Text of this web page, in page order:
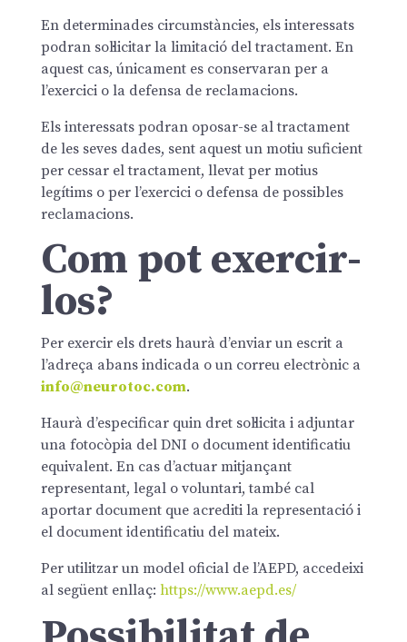
En determinades circumstàncies, els interessats
podran sol·licitar la limitació del tractament. En
aquest cas, únicament es conservaran per a
l’exercici o la defensa de reclamacions.
Els interessats podran oposar-se al tractament
de les seves dades, sent aquest un motiu suficient
per cessar el tractament, llevat per motius
legítims o per l’exercici o defensa de possibles
reclamacions.
Com pot exercir-
los?
Per exercir els drets haurà d’enviar un escrit a
l’adreça abans indicada o un correu electrònic a
info@neurotoc.com.
Haurà d’especificar quin dret sol·licita i adjuntar
una fotocòpia del DNI o document identificatiu
equivalent. En cas d’actuar mitjançant
representant, legal o voluntari, també cal
aportar document que acrediti la representació i
el document identificatiu del mateix.
Per utilitzar un model oficial de l’AEPD, accedeixi
al següent enllaç: https://www.aepd.es/